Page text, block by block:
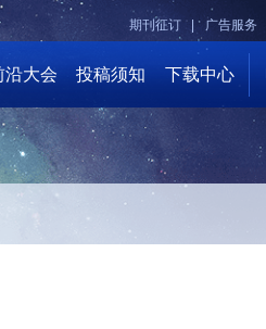
广告服务 |
期刊征订 |
沿大会 投稿须知 下载中心